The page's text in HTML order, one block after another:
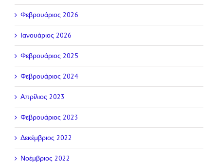
Φεβρουάριος 2026
Ιανουάριος 2026
Φεβρουάριος 2025
Φεβρουάριος 2024
Απρίλιος 2023
Φεβρουάριος 2023
Δεκέμβριος 2022
Νοέμβριος 2022